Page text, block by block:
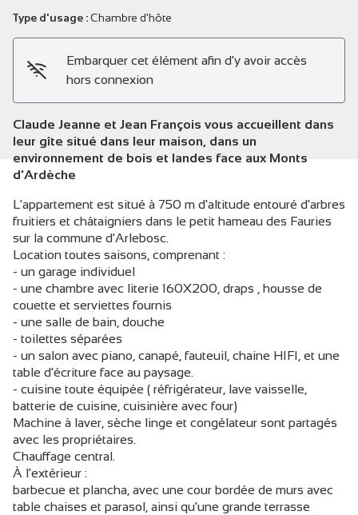
Voir l'image en plein écran
Type d'usage :Chambre d'hôte
Embarquer cet élément afin d'y avoir accès
hors connexion
Claude Jeanne et Jean François vous accueillent dans
leur gîte situé dans leur maison, dans un
environnement de bois et landes face aux Monts
d'Ardèche
L'appartement est situé à 750 m d'altitude entouré d'arbres
fruitiers et châtaigniers dans le petit hameau des Fauries
sur la commune d'Arlebosc.
Location toutes saisons, comprenant :
- un garage individuel
- une chambre avec literie 160X200, draps , housse de
couette et serviettes fournis
- une salle de bain, douche
- toilettes séparées
- un salon avec piano, canapé, fauteuil, chaine HIFI, et une
table d'écriture face au paysage.
- cuisine toute équipée ( réfrigérateur, lave vaisselle,
batterie de cuisine, cuisinière avec four)
Machine à laver, sèche linge et congélateur sont partagés
avec les propriétaires.
Chauffage central.
À l'extérieur :
barbecue et plancha, avec une cour bordée de murs avec
table chaises et parasol, ainsi qu'une grande terrasse